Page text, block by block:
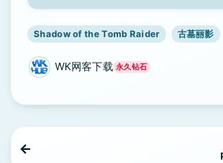
Shadow of the Tomb Raider 古墓丽影
WK网客下载 永久钻石